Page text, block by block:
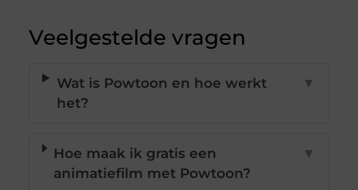
Veelgestelde vragen
Wat is Powtoon en hoe werkt
het?
▼
Hoe maak ik gratis een
animatiefilm met Powtoon?
▼